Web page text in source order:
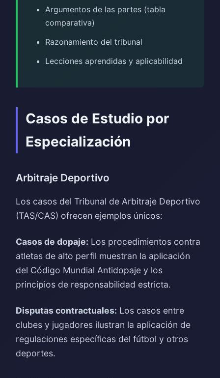
Argumentos de las partes (tabla
comparativa)
Razonamiento del tribunal
Lecciones aprendidas y aplicabilidad
Casos de Estudio por
Especialización
Arbitraje Deportivo
Los casos del Tribunal de Arbitraje Deportivo
(TAS/CAS) ofrecen ejemplos únicos:
Casos de dopaje: Los procedimientos contra
atletas de alto perfil muestran la aplicación
del Código Mundial Antidopaje y los
principios de responsabilidad estricta.
Disputas contractuales: Los casos entre
clubes y jugadores ilustran la aplicación de
regulaciones específicas del fútbol y otros
deportes.